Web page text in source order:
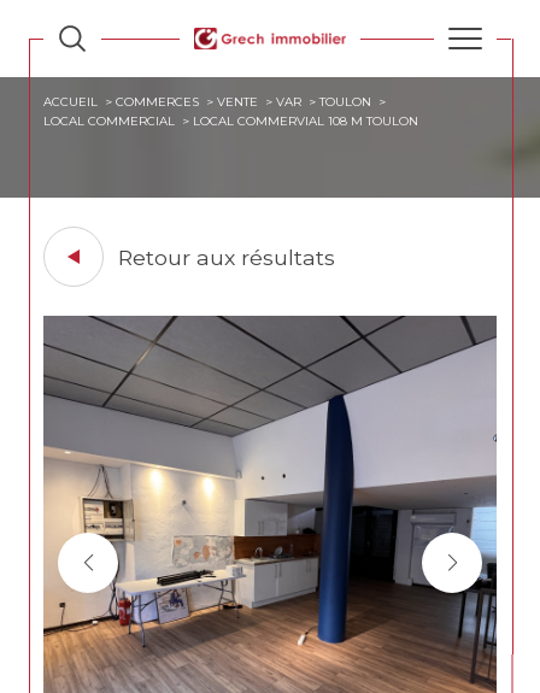
ACCUEIL COMMERCES VENTE VAR
TOULON
LOCAL COMMERCIAL
LOCAL COMMERVIAL 108 M TOULON
Retour aux résultats